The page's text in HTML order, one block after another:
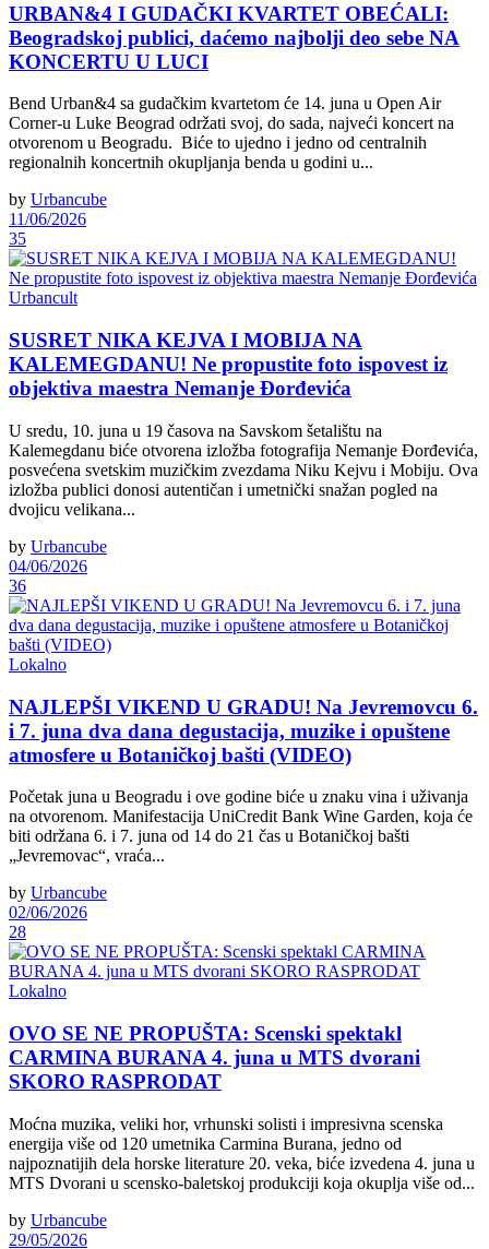
URBAN&4 I GUDAČKI KVARTET OBEĆALI:
Beogradskoj publici, daćemo najbolji deo sebe NA
KONCERTU U LUCI
Bend Urban&4 sa gudačkim kvartetom će 14. juna u Open Air
Corner-u Luke Beograd održati svoj, do sada, najveći koncert na
otvorenom u Beogradu. Biće to ujedno i jedno od centralnih
regionalnih koncertnih okupljanja benda u godini u...
by Urbancube
11/06/2026
35
Urbancult
SUSRET NIKA KEJVA I MOBIJA NA
KALEMEGDANU! Ne propustite foto ispovest iz
objektiva maestra Nemanje Đorđevića
U sredu, 10. juna u 19 časova na Savskom šetalištu na
Kalemegdanu biće otvorena izložba fotografija Nemanje Đorđevića,
posvećena svetskim muzičkim zvezdama Niku Kejvu i Mobiju. Ova
izložba publici donosi autentičan i umetnički snažan pogled na
dvojicu velikana...
by Urbancube
04/06/2026
36
Lokalno
NAJLEPŠI VIKEND U GRADU! Na Jevremovcu 6.
i 7. juna dva dana degustacija, muzike i opuštene
atmosfere u Botaničkoj bašti (VIDEO)
Početak juna u Beogradu i ove godine biće u znaku vina i uživanja
na otvorenom. Manifestacija UniCredit Bank Wine Garden, koja će
biti održana 6. i 7. juna od 14 do 21 čas u Botaničkoj bašti
„Jevremovac“, vraća...
by Urbancube
02/06/2026
28
Lokalno
OVO SE NE PROPUŠTA: Scenski spektakl
CARMINA BURANA 4. juna u MTS dvorani
SKORO RASPRODAT
Moćna muzika, veliki hor, vrhunski solisti i impresivna scenska
energija više od 120 umetnika Carmina Burana, jedno od
najpoznatijih dela horske literature 20. veka, biće izvedena 4. juna u
MTS Dvorani u scensko-baletskoj produkciji koja okuplja više od...
by Urbancube
29/05/2026